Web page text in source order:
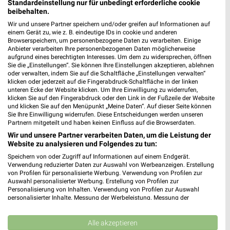
Dachau, Deutschland
492,72 km
expert TechnoMarkt Angebote in München
München, Deutschland
496,46 km
Elektromärkte Angebote für Germering und
Umgebung
4 Prospekte
MediaMarkt Saturn EURONICS
Standardeinstellung nur für unbedingt erforderliche cookie
beibehalten.
Wir und unsere Partner speichern und/oder greifen auf Informationen auf
einem Gerät zu, wie z. B. eindeutige IDs in cookie und anderen
Browserspeichern, um personenbezogene Daten zu verarbeiten. Einige
Anbieter verarbeiten Ihre personenbezogenen Daten möglicherweise
aufgrund eines berechtigten Interesses. Um dem zu widersprechen, öffnen
Sie die „Einstellungen“. Sie können Ihre Einstellungen akzeptieren, ablehnen
oder verwalten, indem Sie auf die Schaltfläche „Einstellungen verwalten“
klicken oder jederzeit auf die Fingerabdruck-Schaltfläche in der linken
unteren Ecke der Website klicken. Um Ihre Einwilligung zu widerrufen,
klicken Sie auf den Fingerabdruck oder den Link in der Fußzeile der Website
und klicken Sie auf den Menüpunkt „Meine Daten“. Auf dieser Seite können
Sie Ihre Einwilligung widerrufen. Diese Entscheidungen werden unseren
Partnern mitgeteilt und haben keinen Einfluss auf die Browserdaten.
Wir und unsere Partner verarbeiten Daten, um die Leistung der
Website zu analysieren und Folgendes zu tun:
Speichern von oder Zugriff auf Informationen auf einem Endgerät.
Verwendung reduzierter Daten zur Auswahl von Werbeanzeigen. Erstellung
von Profilen für personalisierte Werbung. Verwendung von Profilen zur
Auswahl personalisierter Werbung. Erstellung von Profilen zur
Personalisierung von Inhalten. Verwendung von Profilen zur Auswahl
personalisierter Inhalte. Messung der Werbeleistung. Messung der
Kombinationen von Daten aus verschiedenen Quellen. Entwicklung und
Verbesserung der Angebote. Verwendung reduzierter Daten zur Auswahl
Alle akzeptieren